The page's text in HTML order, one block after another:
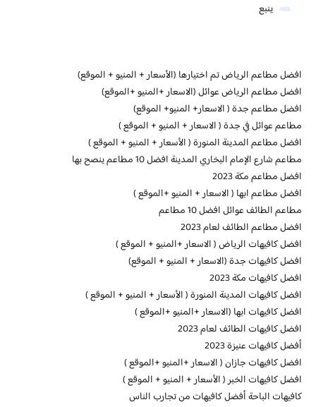
ينبع
افضل مطاعم الرياض تم اختيارها (الأسعار + المنيو + الموقع)
افضل مطاعم الرياض عوائل (الاسعار +المنيو +الموقع)
افضل مطاعم جدة ( الاسعار+ المنيو+ الموقع)
مطاعم عوائل في جدة ( الاسعار + المنيو + الموقع )
افضل مطاعم المدينة المنورة ( الأسعار + المنيو + الموقع )
مطاعم شارع الإمام البخاري المدينة افضل 10 مطاعم ينصح بها
افضل مطاعم مكة 2023
افضل مطاعم ابها ( الاسعار + المنيو +الموقع )
مطاعم الطائف عوائل افضل 10 مطاعم
افضل مطاعم الطائف لعام 2023
افضل كافيهات الرياض ( الاسعار +المنيو + الموقع )
افضل كافيهات جدة (الاسعار + المنيو + الموقع)
افضل كافيهات مكة 2023
افضل كافيهات المدينة المنورة ( الأسعار + المنيو + الموقع )
افضل كافيهات ابها (الاسعار +المنيو +الموقع )
افضل كافيهات الطائف لعام 2023
أفضل كافيهات عنيزة 2023
افضل كافيهات جازان ( الاسعار +المنيو +الموقع )
افضل كافيهات الخبر ( الأسعار + المنيو + الموقع )
كافيهات الباحة أفضل كافيهات من تجارب الناس